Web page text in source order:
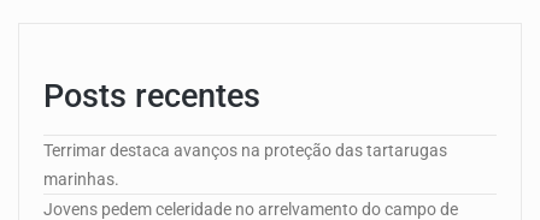
Posts recentes
Terrimar destaca avanços na proteção das tartarugas
marinhas.
Jovens pedem celeridade no arrelvamento do campo de